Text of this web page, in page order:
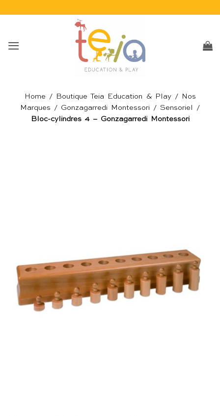
Home / Boutique Teia Education & Play/
Nos
Marques / Gonzagarredi Montessori / Sensoriel
/
Bloc-cylindres 4 – Gonzagarredi Montessori